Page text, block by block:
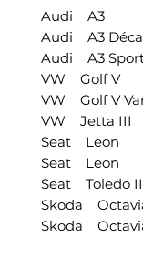
Audi A3
Audi A3
Audi A3
VW Golf V
VW Golf V
VW Jetta III
Seat Leon
Seat Leon
Seat
Skoda
Skoda